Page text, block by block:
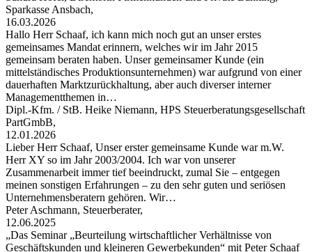
Sparkasse Ansbach,
16.03.2026
Hallo Herr Schaaf, ich kann mich noch gut an unser erstes
gemeinsames Mandat erinnern, welches wir im Jahr 2015
gemeinsam beraten haben. Unser gemeinsamer Kunde (ein
mittelständisches Produktionsunternehmen) war aufgrund von einer
dauerhaften Marktzurückhaltung, aber auch diverser interner
Managementthemen in…
Dipl.-Kfm. / StB. Heike Niemann, HPS Steuerberatungsgesellschaft
PartGmbB,
12.01.2026
Lieber Herr Schaaf, Unser erster gemeinsame Kunde war m.W.
Herr XY so im Jahr 2003/2004. Ich war von unserer
Zusammenarbeit immer tief beeindruckt, zumal Sie – entgegen
meinen sonstigen Erfahrungen – zu den sehr guten und seriösen
Unternehmensberatern gehören. Wir…
Peter Aschmann, Steuerberater,
12.06.2025
„Das Seminar „Beurteilung wirtschaftlicher Verhältnisse von
Geschäftskunden und kleineren Gewerbekunden“ mit Peter Schaaf